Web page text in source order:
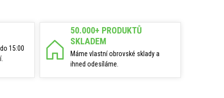
15:00
50.000+ PRODUKTŮ
SKLADEM
Máme vlastní obrovské sklady a
ihned odesíláme.